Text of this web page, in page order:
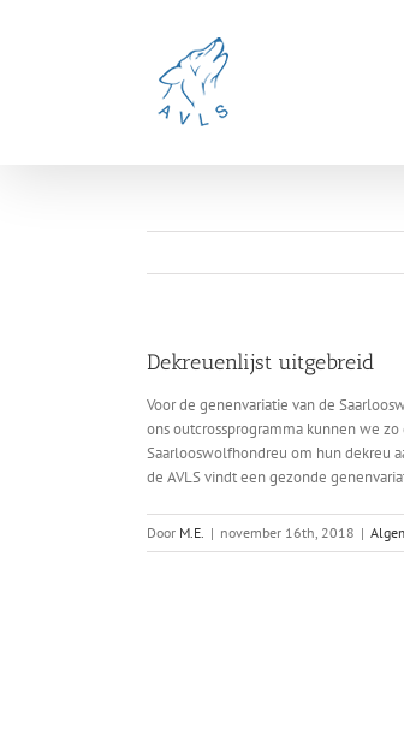
Dekreuenlijst uitgebreid
Voor de genenvariatie van de
ons outcrossprogramma kunnen we
Saarlooswolfhondreu om hun dekreu
de AVLS vindt een gezonde
Door M.E. | november 16th, 2018 |